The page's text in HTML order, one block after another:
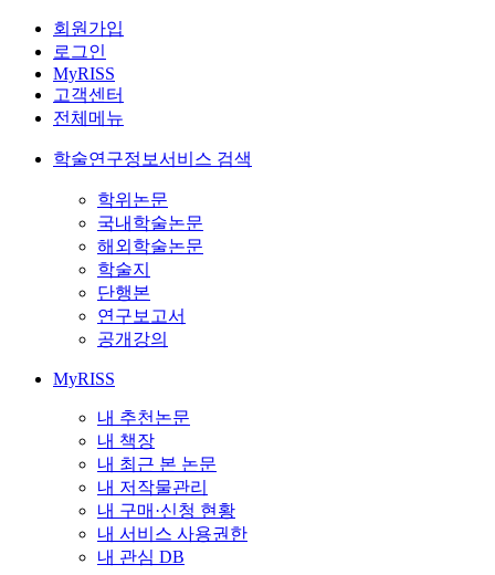
회원가입
로그인
MyRISS
고객센터
전체메뉴
학술연구정보서비스 검색
학위논문
국내학술논문
해외학술논문
학술지
단행본
연구보고서
공개강의
MyRISS
내 추천논문
내 책장
내 최근 본 논문
내 저작물관리
내 구매·신청 현황
내 서비스 사용권한
내 관심 DB